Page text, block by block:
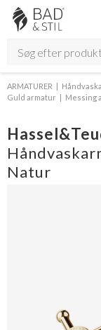
ARMATURER
Guld armatur
Messing
Natur